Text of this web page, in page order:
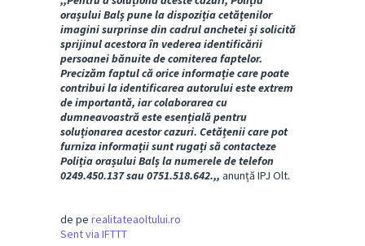
orașului Balș pune la dispoziția cetățenilor
imagini surprinse din cadrul anchetei și solicită
sprijinul acestora în vederea identificării
persoanei bănuite de comiterea faptelor.
Precizăm faptul că orice informație care poate
contribui la identificarea autorului este extrem
de importantă, iar colaborarea cu
dumneavoastră este esențială pentru
soluționarea acestor cazuri. Cetățenii care pot
furniza informații sunt rugați să contacteze
Poliția orașului Balș la numerele de telefon
0249.450.137 sau 0751.518.642.,, anunță IPJ Olt.
de pe realitateaoltului.ro
Sent via IFTTT